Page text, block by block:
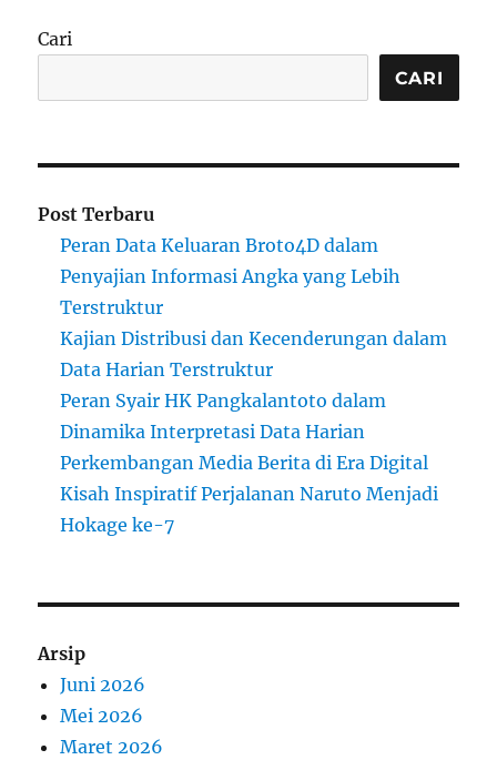
Cari
CARI
Post Terbaru
Peran Data Keluaran Broto4D dalam
Penyajian Informasi Angka yang Lebih
Terstruktur
Kajian Distribusi dan Kecenderungan dalam
Data Harian Terstruktur
Peran Syair HK Pangkalantoto dalam
Dinamika Interpretasi Data Harian
Perkembangan Media Berita di Era Digital
Kisah Inspiratif Perjalanan Naruto Menjadi
Hokage ke-7
Arsip
Juni 2026
Mei 2026
Maret 2026